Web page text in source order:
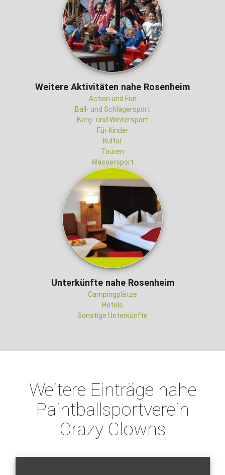
Weitere Aktivitäten nahe Rosenheim
Action und Fun
Ball- und Schlägersport
Berg- und Wintersport
Für Kinder
Kultur
Touren
Wassersport
Unterkünfte nahe Rosenheim
Campingplätze
Hotels
Sonstige Unterkünfte
Weitere Einträge nahe
Paintballsportverein
Crazy Clowns